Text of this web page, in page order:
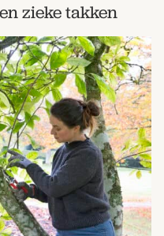
zieke takken